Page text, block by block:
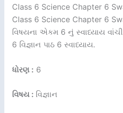
Class 6 Science Chapter 6
Class 6 Science Chapter 6
વિષયના એકમ 6 નું સ્વાધ્યાય
6 વિજ્ઞાન પાઠ 6 સ્વાધ્યાય.
ધોરણ : 6
વિષય : વિજ્ઞાન